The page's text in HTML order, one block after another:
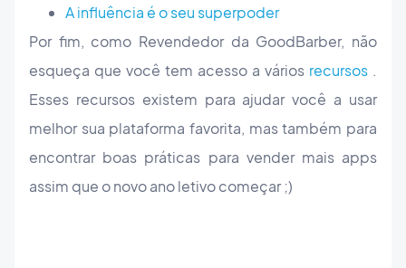
A influência é o seu superpoder
Por fim, como Revendedor da GoodBarber, não
esqueça que você tem acesso a vários recursos .
Esses recursos existem para ajudar você a usar
melhor sua plataforma favorita, mas também para
encontrar boas práticas para vender mais apps
assim que o novo ano letivo começar ;)